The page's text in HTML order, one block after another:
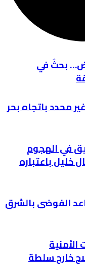
بحثٌ في
محدد باتجاه بحر
في الهجوم
خليل باعتباره
الفوضى بالشرق
خارج سلطة